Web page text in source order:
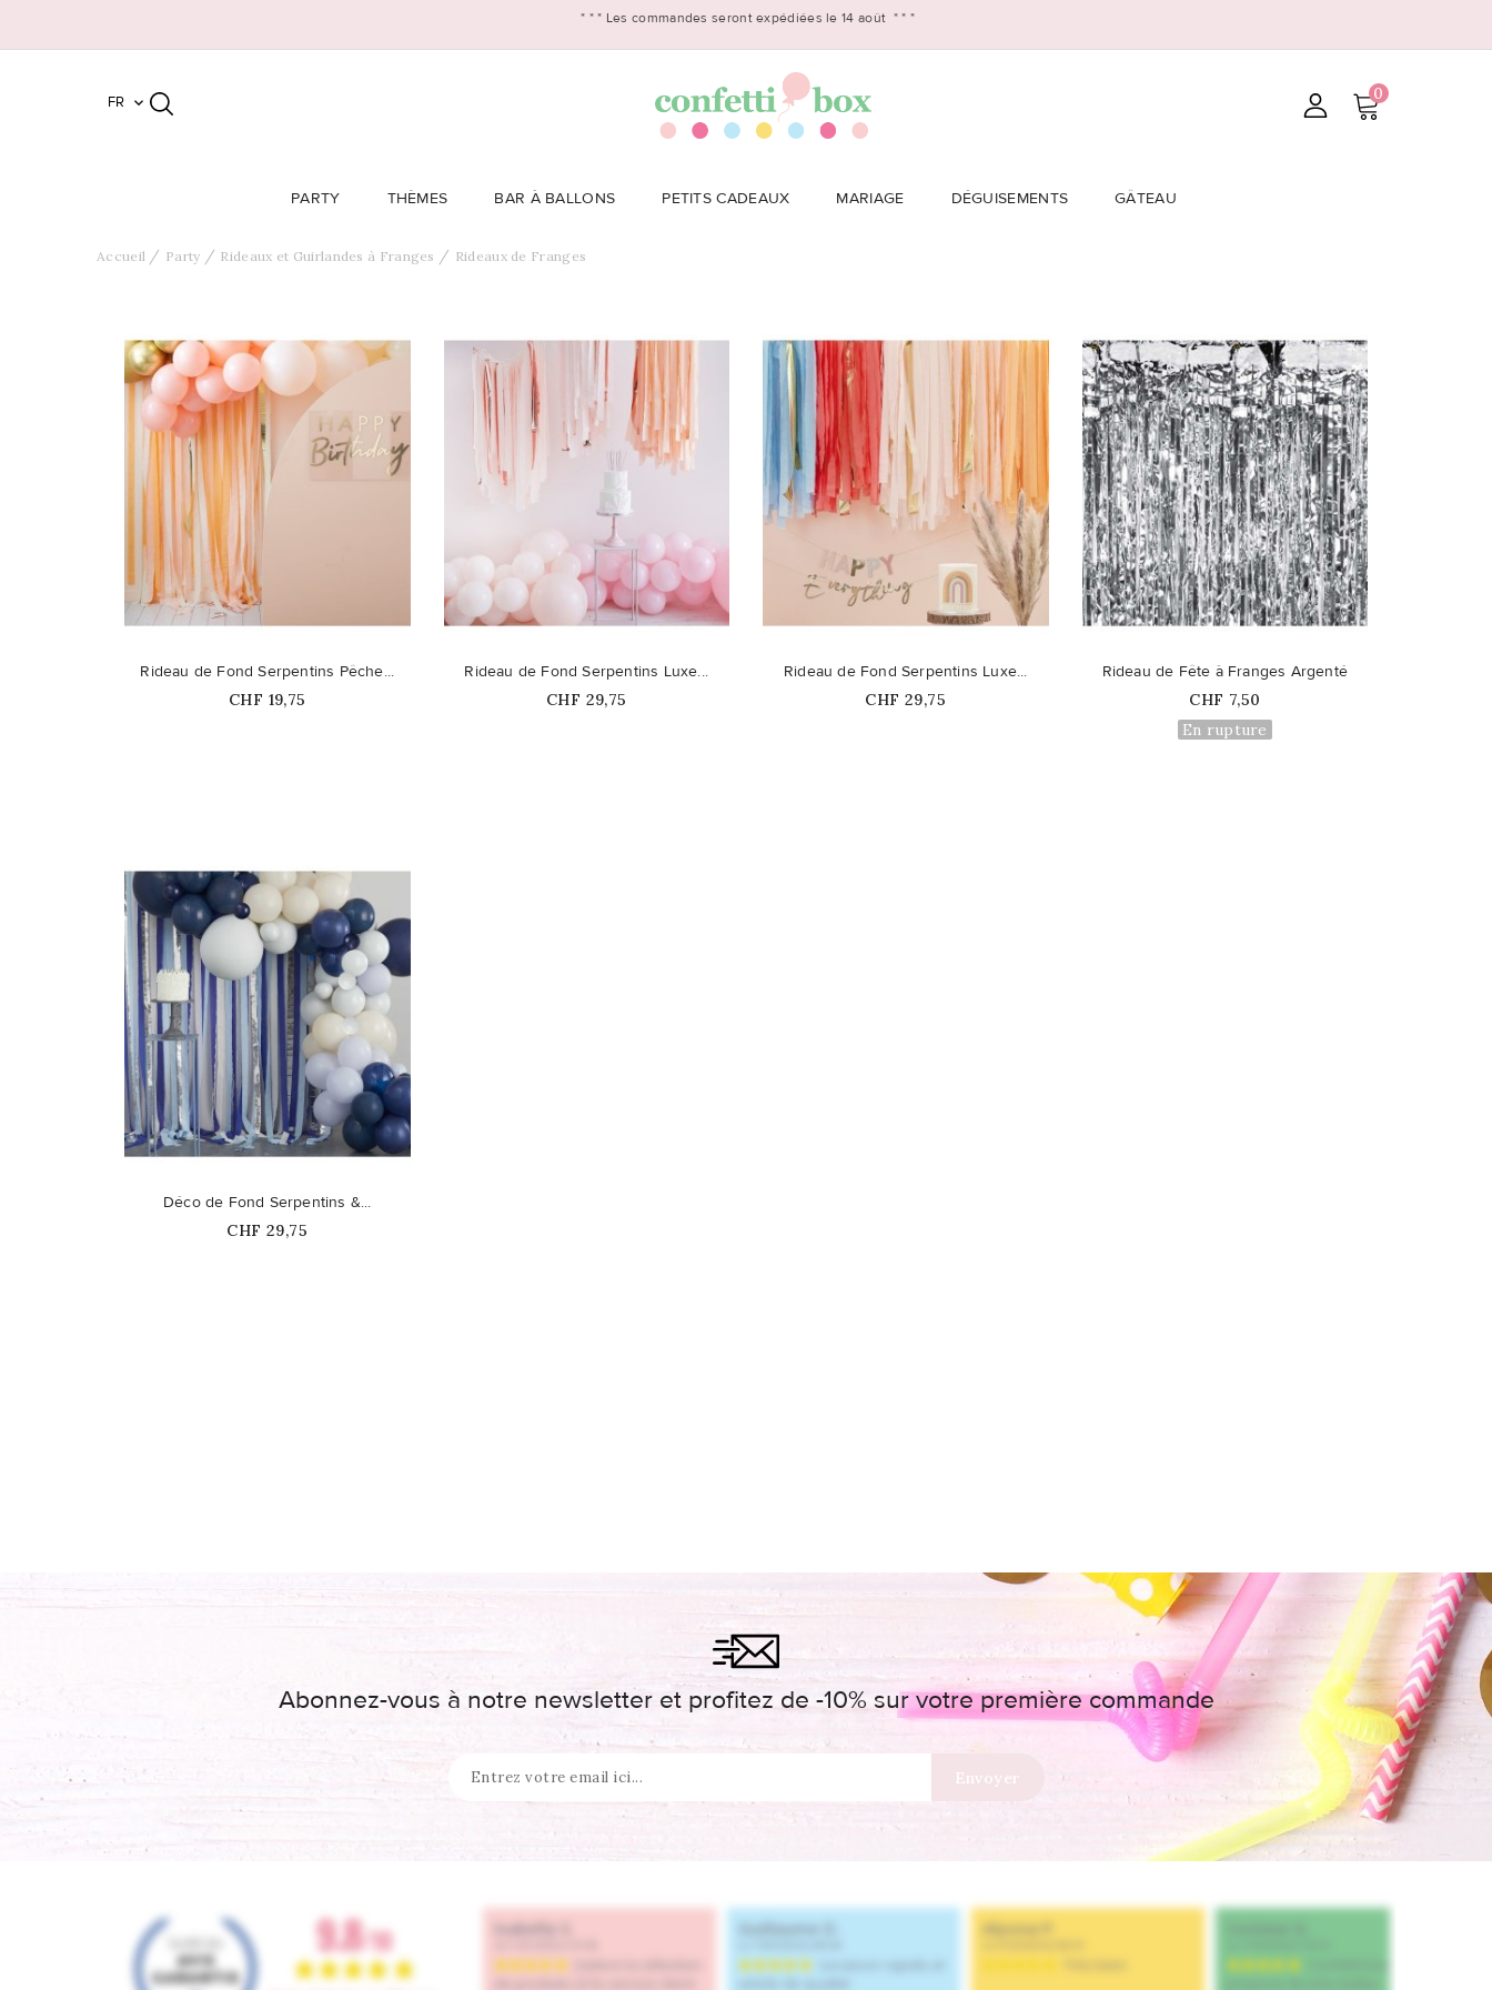
* * * Les commandes seront expédiées le 14 août * * *
FR  0
PARTY THÈMES BAR À BALLONS PETITS CADEAUX MARIAGE DÉGUISEMENTS GÂTEAU
Accueil Party Rideaux et Guirlandes à Franges Rideaux de Franges
favorite_border
Rideau de Fond Serpentins Pêche...
Prix
CHF 19,75
favorite_border
Rideau de Fond Serpentins Luxe...
Prix
CHF 29,75
Rideau de Fond Serpentins Luxe...
Prix
CHF 29,75
favorite_border
Rideau de Fête à Franges Argenté
Prix
CHF 7,50
En rupture
favorite_border
Déco de Fond Serpentins &...
Prix
CHF 29,75
Abonnez-vous à notre newsletter et profitez de -10% sur votre première commande